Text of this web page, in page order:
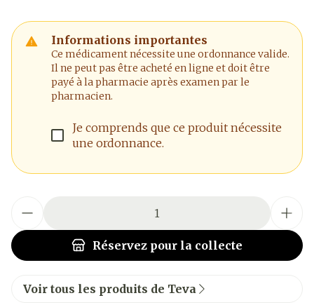
Informations importantes
Ce médicament nécessite une ordonnance valide.
Il ne peut pas être acheté en ligne et doit être
payé à la pharmacie après examen par le
pharmacien.
Je comprends que ce produit nécessite
une ordonnance.
Réservez pour la collecte
Voir tous les produits de Teva